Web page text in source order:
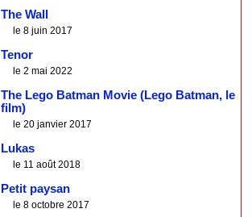
The Wall
le 8 juin 2017
Tenor
le 2 mai 2022
The Lego Batman Movie (Lego Batman, le
film)
le 20 janvier 2017
Lukas
le 11 août 2018
Petit paysan
le 8 octobre 2017